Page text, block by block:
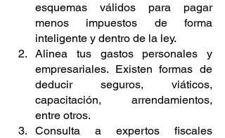
esquemas válidos para pagar
menos impuestos de forma
inteligente y dentro de la ley.
Alinea tus gastos personales y
empresariales. Existen formas de
deducir seguros, viáticos,
capacitación, arrendamientos,
entre otros.
Consulta a expertos fiscales